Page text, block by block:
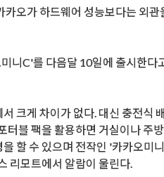
오가 하드웨어 성능보다는 외
니C'를 다음달 10일에 출시한
크게 차이가 없다. 대신 충전식
블 팩을 활용하면 거실이나 주
할 수 있으며 전작인 '카카오미
리모트에서 알람이 울린다.